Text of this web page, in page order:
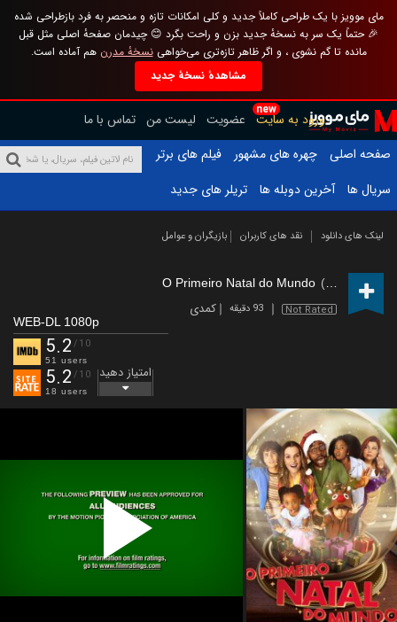
مای موویز با یک طراحی کاملاً جدید و کلی امکانات تازه و منحصر به فرد بازطراحی شده
🎉 حتماً یک سر به نسخهٔ جدید بزن و راحت بگرد 😊 چیدمان صفحهٔ اصلی مثل قبل
مانده تا گم نشوی ، و اگر ظاهر تازه‌تری می‌خواهینسخهٔ مدرن هم آماده است.
مشاهدهٔ نسخهٔ جدید
new
ورود به سایت عضویت لیست من تماس با ما
صفحه اصلی
چهره های مشهور
فیلم های برتر
سریال ها
آخرین دوبله ها تریلر های جدید
لینک های دانلود نقد های کاربران بازیگران و عوامل
O Primeiro Natal do Mundo (2023)
Not Rated 93 دقیقه کمدی
WEB-DL 1080p
5.2 /10
51 users
5.2 /10
18 users
امتیاز دهید
Play